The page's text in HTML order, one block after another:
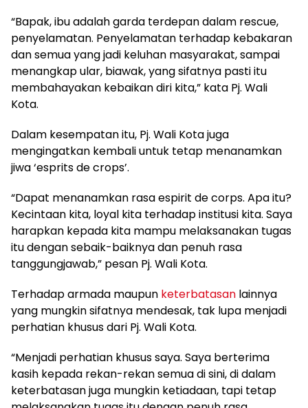
“Bapak, ibu adalah garda terdepan dalam rescue,
penyelamatan. Penyelamatan terhadap kebakaran
dan semua yang jadi keluhan masyarakat, sampai
menangkap ular, biawak, yang sifatnya pasti itu
membahayakan kebaikan diri kita,” kata Pj. Wali
Kota.
Dalam kesempatan itu, Pj. Wali Kota juga
mengingatkan kembali untuk tetap menanamkan
jiwa ‘esprits de crops’.
“Dapat menanamkan rasa espirit de corps. Apa itu?
Kecintaan kita, loyal kita terhadap institusi kita. Saya
harapkan kepada kita mampu melaksanakan tugas
itu dengan sebaik-baiknya dan penuh rasa
tanggungjawab,” pesan Pj. Wali Kota.
Terhadap armada maupun keterbatasan lainnya
yang mungkin sifatnya mendesak, tak lupa menjadi
perhatian khusus dari Pj. Wali Kota.
“Menjadi perhatian khusus saya. Saya berterima
kasih kepada rekan-rekan semua di sini, di dalam
keterbatasan juga mungkin ketiadaan, tapi tetap